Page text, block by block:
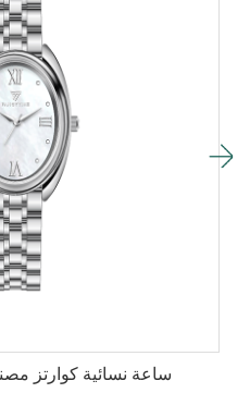
ساعة نسائية كوارتز